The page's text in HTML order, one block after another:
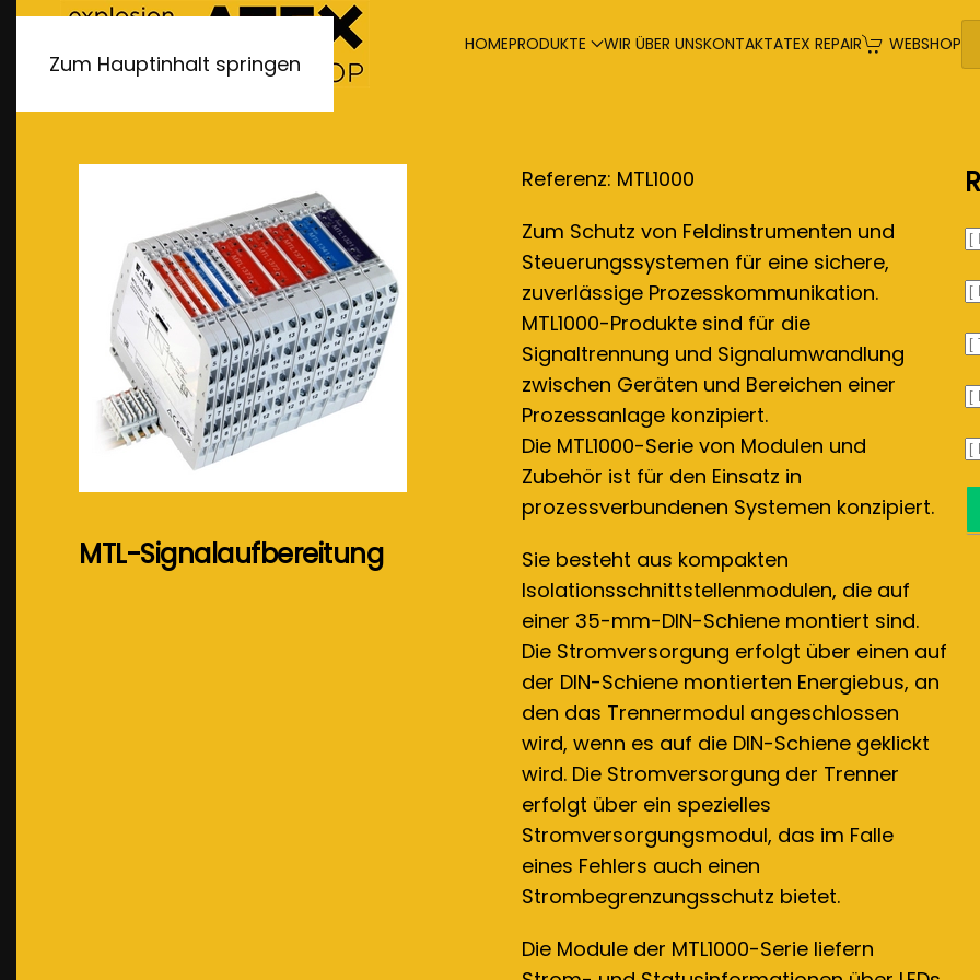
Zum Hauptinhalt springen
HOMEPRODUKTE WIR ÜBER UNSKONTAKTATEX REPAIR WEBSHOP
MTL-Signalaufbereitung
Referenz: MTL1000
Zum Schutz von Feldinstrumenten und
Steuerungssystemen für eine sichere,
zuverlässige Prozesskommunikation.
MTL1000-Produkte sind für die
Signaltrennung und Signalumwandlung
zwischen Geräten und Bereichen einer
Prozessanlage konzipiert.
Die MTL1000-Serie von Modulen und
Zubehör ist für den Einsatz in
prozessverbundenen Systemen konzipiert.
Sie besteht aus kompakten
Isolationsschnittstellenmodulen, die auf
einer 35-mm-DIN-Schiene montiert sind.
Die Stromversorgung erfolgt über einen auf
der DIN-Schiene montierten Energiebus, an
den das Trennermodul angeschlossen
wird, wenn es auf die DIN-Schiene geklickt
wird. Die Stromversorgung der Trenner
erfolgt über ein spezielles
Stromversorgungsmodul, das im Falle
eines Fehlers auch einen
Strombegrenzungsschutz bietet.
Die Module der MTL1000-Serie liefern